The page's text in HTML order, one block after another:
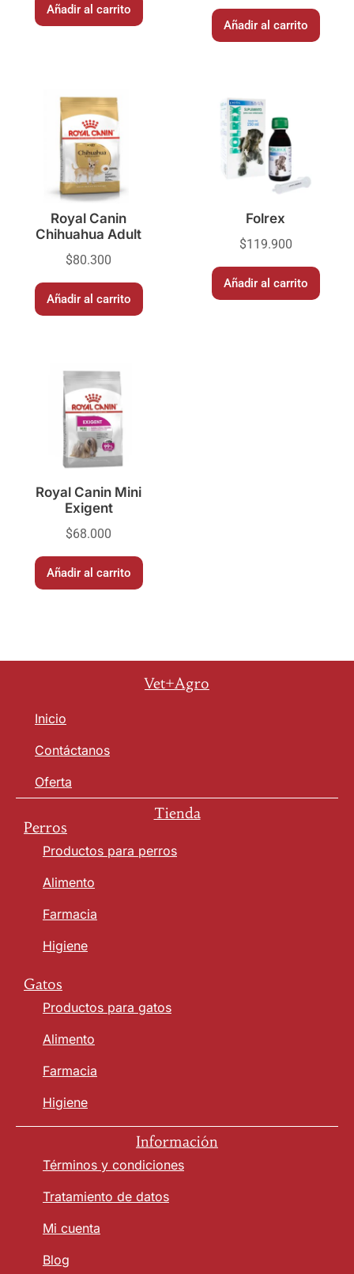
Añadir al carrito
Añadir al carrito
Royal Canin
Chihuahua Adult
$80.300
Añadir al carrito
Folrex
$119.900
Añadir al carrito
Royal Canin Mini
Exigent
$68.000
Añadir al carrito
Vet+Agro
Inicio
Contáctanos
Oferta
Tienda
Perros
Productos para perros
Alimento
Farmacia
Higiene
Gatos
Productos para gatos
Alimento
Farmacia
Higiene
Información
Términos y condiciones
Tratamiento de datos
Mi cuenta
Blog